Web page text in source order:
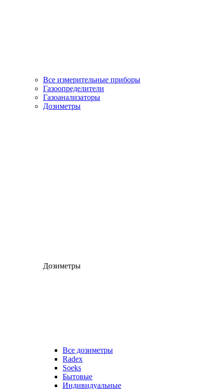
Все измерительные приборы
Газоопределители
Газоанализаторы
Дозиметры
Дозиметры
Все дозиметры
Radex
Soeks
Бытовые
Индивидуальные